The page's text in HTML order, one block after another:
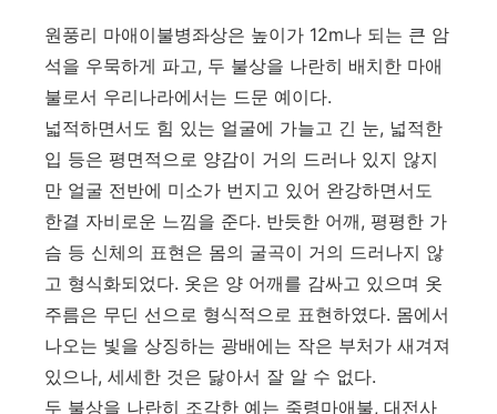
원풍리 마애이불병좌상은 높이가 12m나 되는 큰 암
석을 우묵하게 파고, 두 불상을 나란히 배치한 마애
불로서 우리나라에서는 드문 예이다.
넓적하면서도 힘 있는 얼굴에 가늘고 긴 눈, 넓적한
입 등은 평면적으로 양감이 거의 드러나 있지 않지
만 얼굴 전반에 미소가 번지고 있어 완강하면서도
한결 자비로운 느낌을 준다. 반듯한 어깨, 평평한 가
슴 등 신체의 표현은 몸의 굴곡이 거의 드러나지 않
고 형식화되었다. 옷은 양 어깨를 감싸고 있으며 옷
주름은 무딘 선으로 형식적으로 표현하였다. 몸에서
나오는 빛을 상징하는 광배에는 작은 부처가 새겨져
있으나, 세세한 것은 닳아서 잘 알 수 없다.
두 불상을 나란히 조각한 예는 죽령마애불, 대전사